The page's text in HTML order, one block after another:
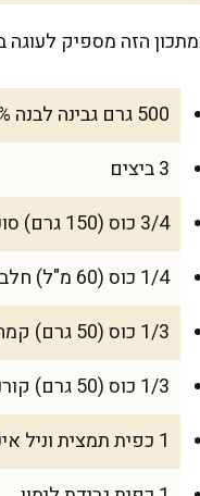
הזה מספיק לעוגה בקוטר 24 ס"מ, שמתאימה למשפחה של 6-8 אנשים, תלוי כמה
500 גרם גבינה לבנה 5% או 9%
3 ביצים
3/4 כוס (150 גרם) סוכר
1/4 כוס (60 מ"ל) חלב
1/3 כוס (50 גרם) קמח לבן
1/3 כוס (50 גרם) קורנפלור
1 כפית תמצית וניל איכותית